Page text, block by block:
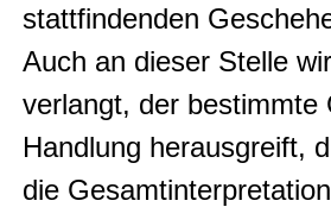
stattfindenden
Auch an dieser Stelle
verlangt, der bestimmte
Handlung herausgreift,
die